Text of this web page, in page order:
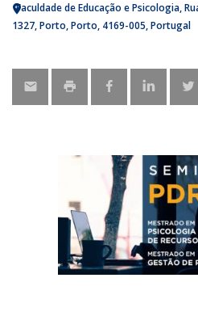
Faculdade de Educação e Psicologia
1327 Porto Porto 4169-005 Portugal